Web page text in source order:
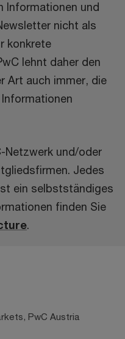
Informationen und
nicht als
konkrete
lehnt daher den
Art auch immer, die
Netzwerk und/oder
Jedes
ein selbstständiges
finden Sie
.
PwC Austria